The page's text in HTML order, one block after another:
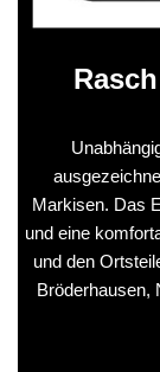
Markisen. Das
und eine
und den
Bröderhausen,